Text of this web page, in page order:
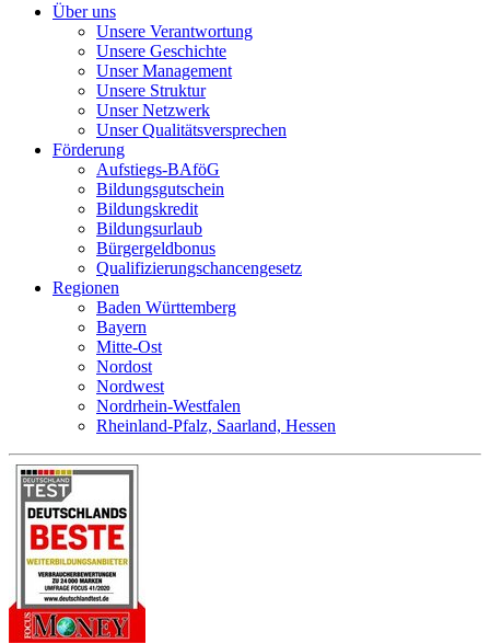
Über uns
Unsere Verantwortung
Unsere Geschichte
Unser Management
Unsere Struktur
Unser Netzwerk
Unser Qualitätsversprechen
Förderung
Aufstiegs-BAföG
Bildungsgutschein
Bildungskredit
Bildungsurlaub
Bürgergeldbonus
Qualifizierungschancengesetz
Regionen
Baden Württemberg
Bayern
Mitte-Ost
Nordost
Nordwest
Nordrhein-Westfalen
Rheinland-Pfalz, Saarland, Hessen